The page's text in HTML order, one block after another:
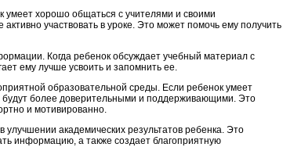
умеет хорошо общаться с учителями и своими
участвовать в уроке. Это может помочь ему получить
Когда ребенок обсуждает учебный материал с
ему лучше усвоить и запомнить ее.
образовательной среды. Если ребенок умеет
более доверительными и поддерживающими. Это
и мотивированно.
академических результатов ребенка. Это
информацию, а также создает благоприятную